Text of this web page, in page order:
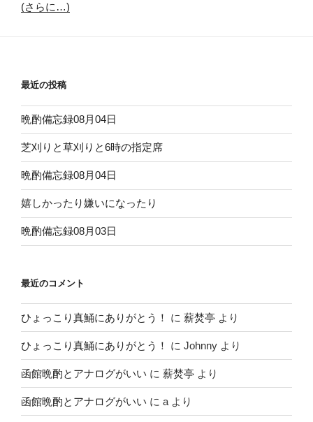
(さらに…)
最近の投稿
晩酌備忘録08月04日
芝刈りと草刈りと6時の指定席
晩酌備忘録08月04日
嬉しかったり嫌いになったり
晩酌備忘録08月03日
最近のコメント
ひょっこり真鯒にありがとう！ に 薪焚亭 より
ひょっこり真鯒にありがとう！ に Johnny より
函館晩酌とアナログがいい に 薪焚亭 より
函館晩酌とアナログがいい に a より